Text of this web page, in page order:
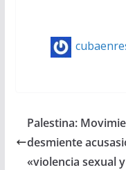
Palestina:
desmiente
«violencia sexual